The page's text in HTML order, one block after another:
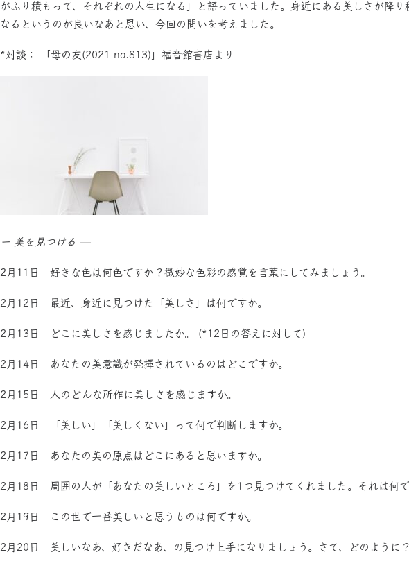
がふり積もって、それぞれの人生になる」と語っていました。身近にある美しさが降り
なるというのが良いなあと思い、今回の問いを考えました。
*対談： 「母の友(2021 no.813)」福音館書店より
ー 美を見つける —
2月11日 好きな色は何色ですか？微妙な色彩の感覚を言葉にしてみましょう。
2月12日 最近、身近に見つけた「美しさ」は何ですか。
2月13日 どこに美しさを感じましたか。 (*12日の答えに対して)
2月14日 あなたの美意識が発揮されているのはどこですか。
2月15日 人のどんな所作に美しさを感じますか。
2月16日 「美しい」「美しくない」って何で判断しますか。
2月17日 あなたの美の原点はどこにあると思いますか。
2月18日 周囲の人が「あなたの美しいところ」を1つ見つけてくれました。それは何
2月19日 この世で一番美しいと思うものは何ですか。
2月20日 美しいなあ、好きだなあ、の見つけ上手になりましょう。さて、どのように？